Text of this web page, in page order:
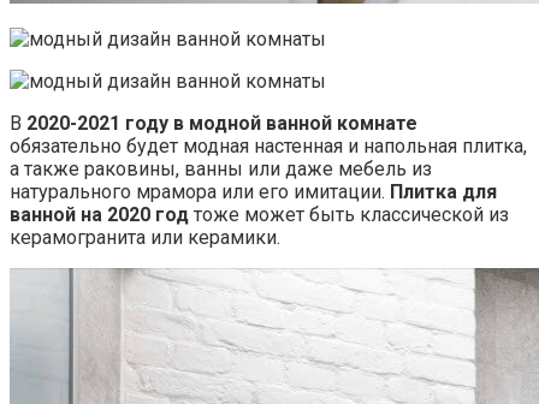
В 2020-2021 году в модной ванной комнате
обязательно будет модная настенная и напольная плитка,
а также раковины, ванны или даже мебель из
натурального мрамора или его имитации. Плитка для
ванной на 2020 год тоже может быть классической из
керамогранита или керамики.